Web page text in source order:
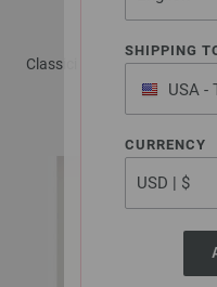
SHIPPING
USA -
of America
CURRENCY
Classici No. 27 - Журнал